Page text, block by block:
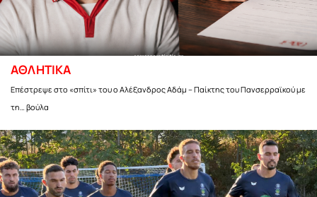
ΑΘΛΗΤΙΚΑ
Επέστρεψε στο «σπίτι» του ο Αλέξανδρος Αδάμ – Παίκτης του Πανσερραϊκού με
τη… βούλα